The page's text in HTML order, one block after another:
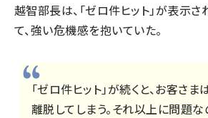
越智部長は、「ゼロ件ヒット」が表示
て、強い危機感を抱いていた。
「ゼロ件ヒット」が続くと、お客さま
離脱してしまう。それ以上に問題な